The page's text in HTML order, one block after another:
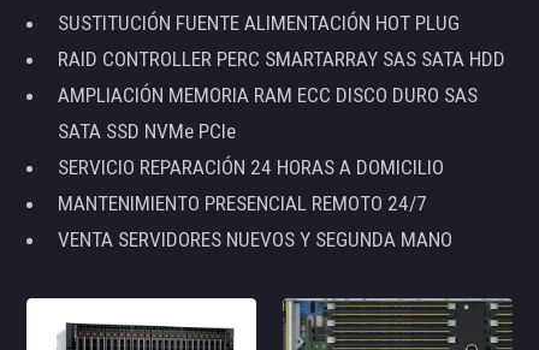
SUSTITUCIÓN FUENTE ALIMENTACIÓN HOT PLUG
RAID CONTROLLER PERC SMARTARRAY SAS SATA HDD
AMPLIACIÓN MEMORIA RAM ECC DISCO DURO SAS
SATA SSD NVMe PCIe
SERVICIO REPARACIÓN 24 HORAS A DOMICILIO
MANTENIMIENTO PRESENCIAL REMOTO 24/7
VENTA SERVIDORES NUEVOS Y SEGUNDA MANO